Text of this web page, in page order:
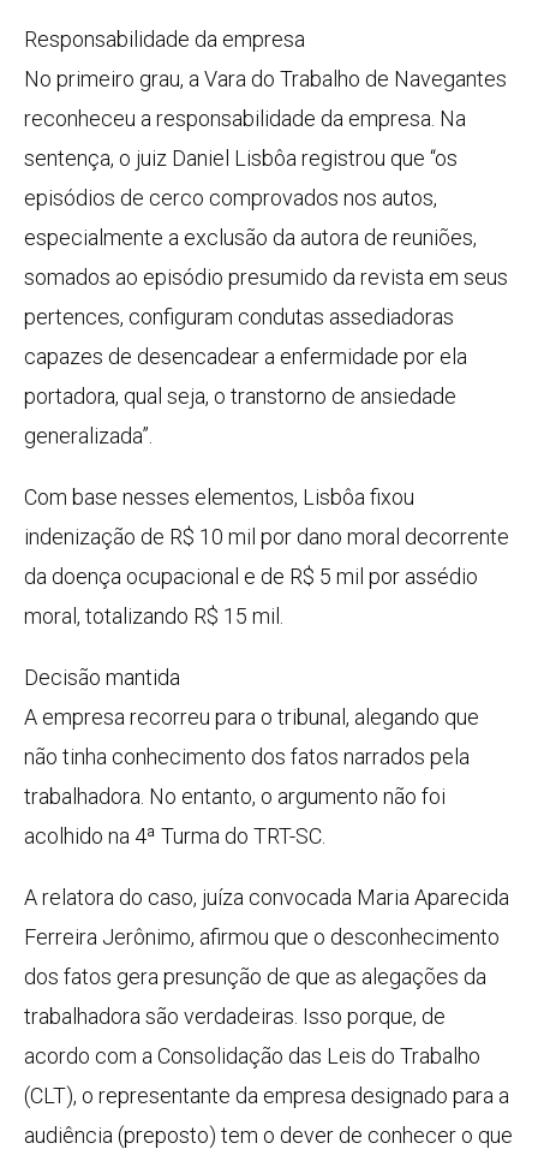
Responsabilidade da empresa
No primeiro grau, a Vara do Trabalho de Navegantes
reconheceu a responsabilidade da empresa. Na
sentença, o juiz Daniel Lisbôa registrou que “os
episódios de cerco comprovados nos autos,
especialmente a exclusão da autora de reuniões,
somados ao episódio presumido da revista em seus
pertences, configuram condutas assediadoras
capazes de desencadear a enfermidade por ela
portadora, qual seja, o transtorno de ansiedade
generalizada”.
Com base nesses elementos, Lisbôa fixou
indenização de R$ 10 mil por dano moral decorrente
da doença ocupacional e de R$ 5 mil por assédio
moral, totalizando R$ 15 mil.
Decisão mantida
A empresa recorreu para o tribunal, alegando que
não tinha conhecimento dos fatos narrados pela
trabalhadora. No entanto, o argumento não foi
acolhido na 4ª Turma do TRT-SC.
A relatora do caso, juíza convocada Maria Aparecida
Ferreira Jerônimo, afirmou que o desconhecimento
dos fatos gera presunção de que as alegações da
trabalhadora são verdadeiras. Isso porque, de
acordo com a Consolidação das Leis do Trabalho
(CLT), o representante da empresa designado para a
audiência (preposto) tem o dever de conhecer o que